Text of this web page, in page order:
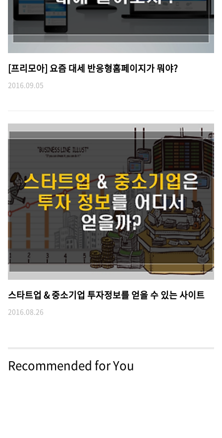
[프리모아] 요즘 대세 반응형홈페이지가 뭐야?
2016.09.05
스타트업 & 중소기업 투자정보를 얻을 수 있는 사이트
2016.08.26
Recommended for You